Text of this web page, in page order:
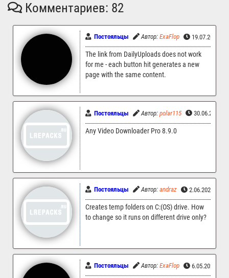
Комментариев: 82
Постояльцы Автор: ExaFlop 19.07.2024
The link from DailyUploads does not work
for me - each button hit generates a new
page with the same content.
Постояльцы Автор: polar115 30.06.2024
Any Video Downloader Pro 8.9.0
Постояльцы Автор: andraz 2.06.2024
Creates temp folders on C:(OS) drive. How
to change so it runs on different drive only?
Постояльцы Автор: ExaFlop 6.05.2024